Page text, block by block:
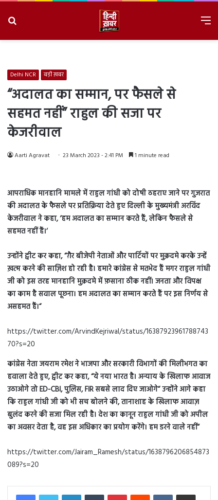
Delhi NCR बड़ी ख़बर
“अदालत का सम्मान, पर फैसले से
सहमत नहीं” राहुल की सजा पर
केजरीवाल
Aarti Agravat 23 March 2023 - 2:41 PM 1 minute read
आपराधिक मानहानि मामले में राहुल गांधी को दोषी ठहराए जाने पर गुजरात
की अदालत के फैसले पर प्रतिक्रिया देते हुए दिल्ली के मुख्यमंत्री अरविंद
केजरीवाल ने कहा, ‘हम अदालत का सम्मान करते हैं,लेकिन फैसले से
सहमत नहीं हैं।‘
उन्होंने ट्वीट कर कहा, “ग़ैर बीजेपी नेताओं और पार्टियों पर मुक़दमे करके उन्हें
ख़त्म करने की साज़िश हो रही है। हमारे कांग्रेस से मतभेद हैं मगर राहुल गांधी
जी को इस तरह मानहानि मुक़दमे में फ़साना ठीक नहीं। जनता और विपक्ष
का काम है सवाल पूछना। हम अदालत का सम्मान करते हैं पर इस निर्णय से
असहमत हैं।“
https://twitter.com/ArvindKejriwal/status/16387923961788743
70?s=20
कांग्रेस नेता जयराम रमेश नेभाजपा और सरकारी विभागों की मिलीभगत का
हवाला देते हुए, ट्वीट कर कहा, “ये नया भारत है। अन्याय के खिलाफ आवाज
उठाओगे तोED-CBI,पुलिस, FIRसबसे लाद दिए जाओगे“उन्होंने आगे कहा
कि राहुल गांधी जी को भी सच बोलने की,तानाशाह के खिलाफ आवाज़
बुलंद करने की सजा मिल रही है। देश का कानून राहुल गांधी जी को अपील
का अवसर देता है,वह इस अधिकार का प्रयोग करेंगे। हम डरने वाले नहीं“
https://twitter.com/Jairam_Ramesh/status/1638796206854873
089?s=20
LinkedInTumblr PinterestReddit VKontakteShare via Email